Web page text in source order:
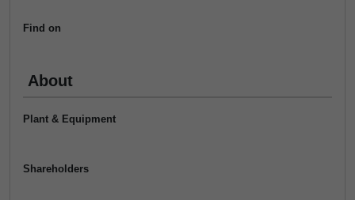
Find on
About
Plant & Equipment
Shareholders